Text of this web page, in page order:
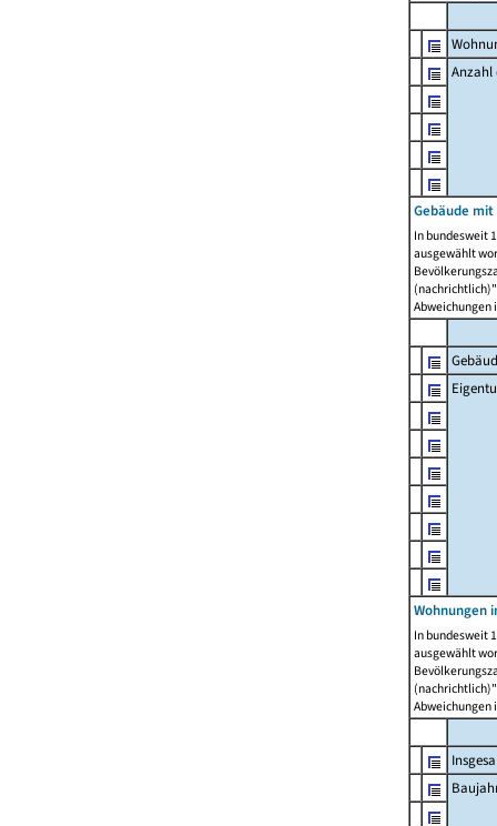
Anzahl
Gebäude
In bundesweit
ausgewählt
Abweichungen
Wohnungen
In bundesweit
ausgewählt
Abweichungen